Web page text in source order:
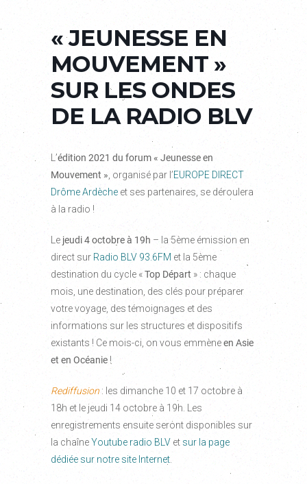
« JEUNESSE EN
MOUVEMENT »
SUR LES ONDES
DE LA RADIO BLV
L’édition 2021 du forum « Jeunesse en
Mouvement » , organisé par l’EUROPE DIRECT
Drôme Ardèche et ses partenaires, se déroulera
à la radio !
Le jeudi 4 octobreà 19h – la 5ème émission en
direct sur Radio BLV 93.6FM et la 5ème
destination du cycle «Top Départ » : chaque
mois, une destination, des clés pour préparer
votre voyage, des témoignages et des
informations sur les structures et dispositifs
existants ! Ce mois-ci, on vous emmèneen Asie
et en Océanie !
Rediffusion : les dimanche 10 et 17 octobre à
18h et le jeudi 14 octobre à 19h. Les
enregistrements ensuite seront disponibles sur
la chaîneYoutube radio BLV et sur la page
dédiée sur notre site Internet